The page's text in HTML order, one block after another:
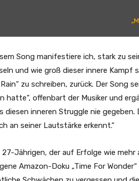
Song manifestiere ich, stark zu
und wie groß dieser innere Kampf
Rain“ zu schreiben, zurück. Der Song
hatte“, offenbart der Musiker und
diesen inneren Struggle nie
an seiner Lautstärke erkennt.“
27-Jährigen, der auf Erfolge wie
Amazon-Doku „Time For